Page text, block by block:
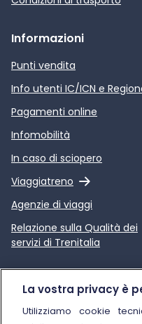
Informazioni
Punti vendita
Info utenti IC/ICN e
Pagamenti online
Infomobilità
In caso di sciopero
Viaggiatreno
Link esterno
Agenzie di viaggi
Relazione sulla Qualità dei
servizi di Trenitalia
Link esterno
Chi siamo
La vostra privacy è
Utilizziamo cookie